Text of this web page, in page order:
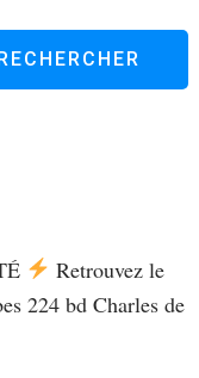
Retrouvez le
224 bd Charles de